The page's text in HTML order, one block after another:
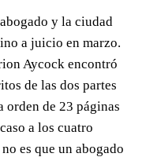
y la ciudad
a juicio en marzo.
Aycock encontró
de las dos partes
orden de 23 páginas
a los cuatro
es que un abogado